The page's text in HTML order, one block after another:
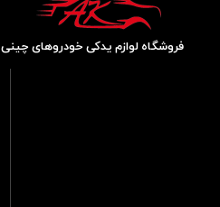
فروشگاه لوازم یدکی خودروهای چینی